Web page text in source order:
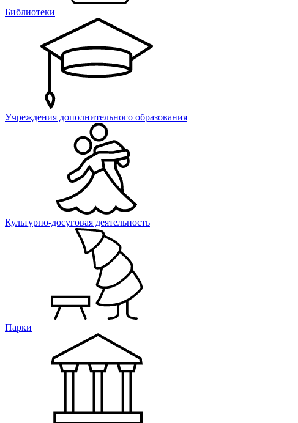
Библиотеки
Учреждения дополнительного образования
Культурно-досуговая деятельность
Парки